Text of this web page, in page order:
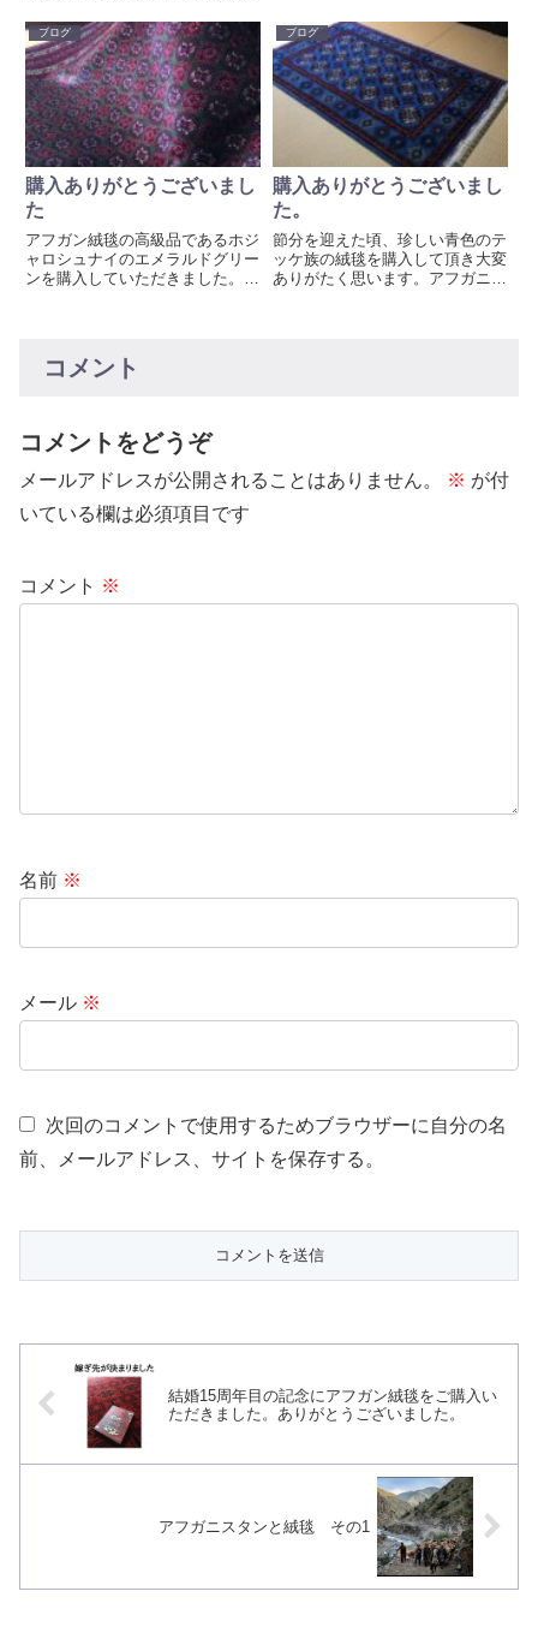
女性の労働者が手で紡いでウール
の毛糸玉をつくります。これは大
変な作業です。しかしながら現在
でも手紡ぎのウールは今でも紡が
れています。
馴染み深いデザインです。また、
たこと唐草文様があわさって、た
こ唐草文様ともいわれています。
ブログ
購入ありがとうございまし
た
アフガン絨毯の高級品であるホジ
ャロシュナイのエメラルドグリー
ンを購入していただきました。と
ブログ
購入ありがとうございまし
た。
節分を迎えた頃、珍しい青色のテ
ッケ族の絨毯を購入して頂き大変
ありがたく思います。アフガニス
コメント
コメントをどうぞ
メールアドレスが公開されることはありません。 ※ が付
いている欄は必須項目です
コメント ※
名前 ※
メール ※
次回のコメントで使用するためブラウザーに自分の名
前、メールアドレス、サイトを保存する。
結婚15周年目の記念にアフガン絨毯をご購入い
ただきました。ありがとうございました。
アフガニスタンと絨毯 その1